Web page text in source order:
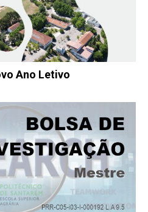
Ano Letivo